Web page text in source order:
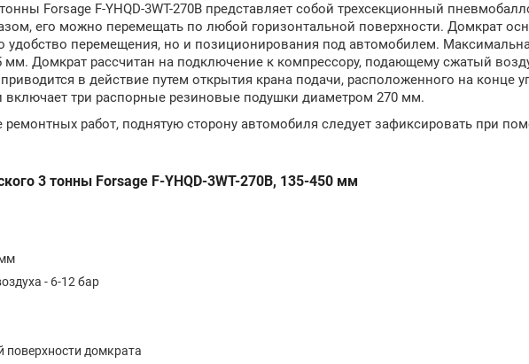
Forsage F-YHQD-3WT-270B представляет собой трехсекционный
его можно перемещать по любой горизонтальной поверхности. Домкрат
удобство перемещения, но и позиционирования под автомобилем.
мм. Домкрат рассчитан на подключение к компрессору, подающему сжатый
в действие путем открытия крана подачи, расположенного на конце
включает три распорные резиновые подушки диаметром 270 мм.
ремонтных работ, поднятую сторону автомобиля следует зафиксировать при
3 тонны Forsage F-YHQD-3WT-270B, 135-450 мм
- 6-12 бар
поверхности домкрата